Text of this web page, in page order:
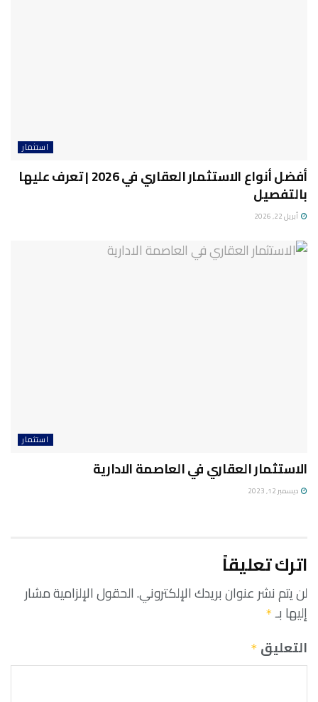
استثمار
أفضل أنواع الاستثمار العقاري في 2026 | تعرف عليها
بالتفصيل
أبريل 22, 2026
استثمار
الاستثمار العقاري في العاصمة الادارية
ديسمبر 12, 2023
اترك تعليقاً
لن يتم نشر عنوان بريدك الإلكتروني.الحقول الإلزامية مشار
إليها بـ *
التعليق *